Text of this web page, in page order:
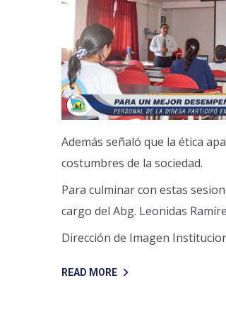
Además señaló que la ética
costumbres de la sociedad.
Para culminar con estas
cargo del Abg. Leonidas
Dirección de Imagen
READ MORE